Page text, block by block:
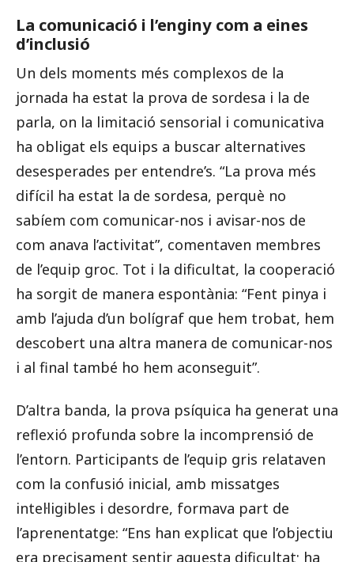
La comunicació i l’enginy com a eines
d’inclusió
Un dels moments més complexos de la
jornada ha estat la prova de sordesa i la de
parla, on la limitació sensorial i comunicativa
ha obligat els equips a buscar alternatives
desesperades per entendre’s. “La prova més
difícil ha estat la de sordesa, perquè no
sabíem com comunicar-nos i avisar-nos de
com anava l’activitat”, comentaven membres
de l’equip groc. Tot i la dificultat, la cooperació
ha sorgit de manera espontània: “Fent pinya i
amb l’ajuda d’un bolígraf que hem trobat, hem
descobert una altra manera de comunicar-nos
i al final també ho hem aconseguit”.
D’altra banda, la prova psíquica ha generat una
reflexió profunda sobre la incomprensió de
l’entorn. Participants de l’equip gris relataven
com la confusió inicial, amb missatges
intel·ligibles i desordre, formava part de
l’aprenentatge: “Ens han explicat que l’objectiu
era precisament sentir aquesta dificultat; ha